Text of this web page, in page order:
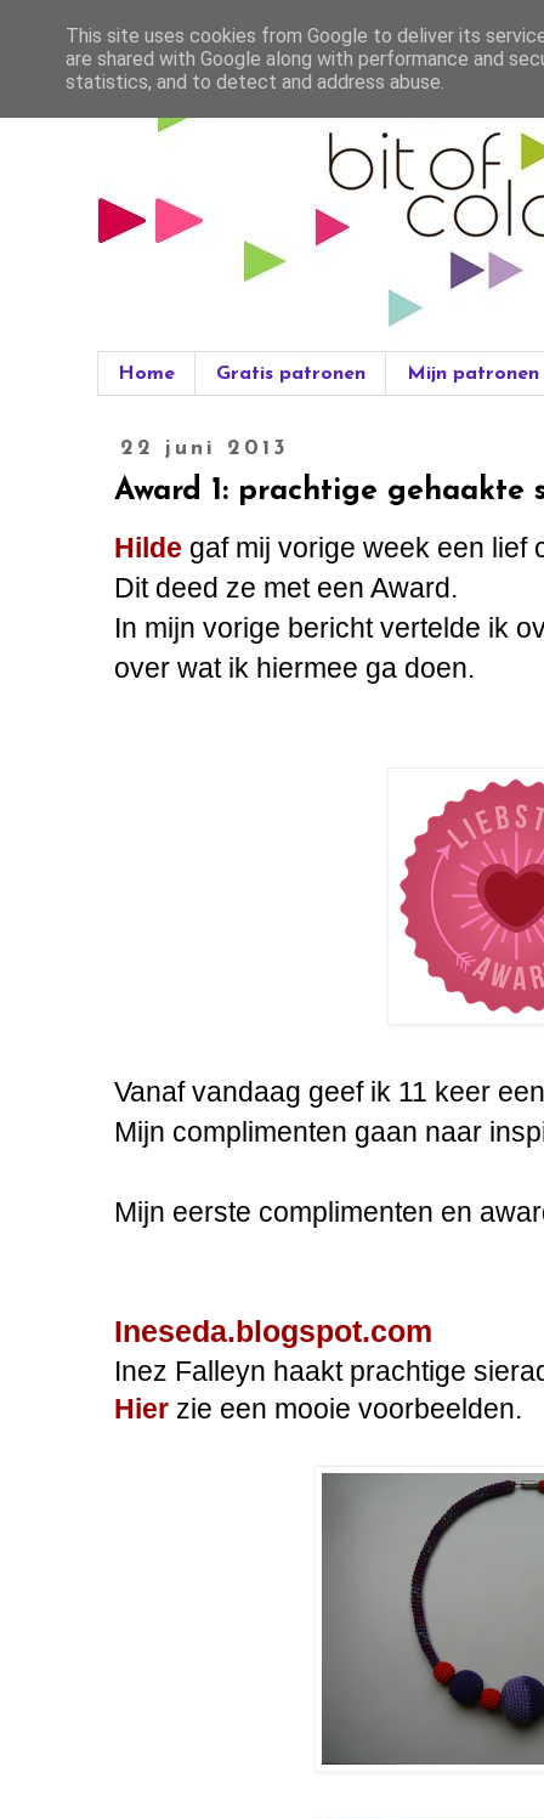
Home Gratis patronen Mijn patronen
22 juni 2013
Award 1: prachtige gehaakte
Hilde gaf mij vorige week een lief
Dit deed ze met een Award.
In mijn vorige bericht vertelde ik
over wat ik hiermee ga doen.
Vanaf vandaag geef ik 11 keer
Mijn complimenten gaan naar
Mijn eerste complimenten en
Ineseda.blogspot.com
Inez Falleyn haakt prachtige
Hier zie een mooie voorbeelden.
This site uses cookies from Google to deliver its
are shared with Google along with performance and
statistics, and to detect and address abuse.